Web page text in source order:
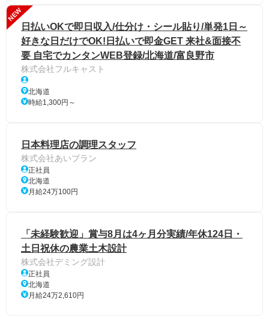
NEW
日払いOKで即日収入/仕分け・シール貼り/単発1日～
好きな日だけでOK!日払いで即金GET 来社&面接不
要 自宅でカンタンWEB登録/北海道/富良野市
株式会社フルキャスト
北海道
時給1,300円～
日本料理店の調理スタッフ
株式会社あいプラン
正社員
北海道
月給24万100円
「未経験歓迎」賞与8月は4ヶ月分実績/年休124日・
土日祝休の農業土木設計
株式会社デミング設計
正社員
北海道
月給24万2,610円